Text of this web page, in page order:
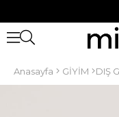
Anasayfa GİYİM DIŞ